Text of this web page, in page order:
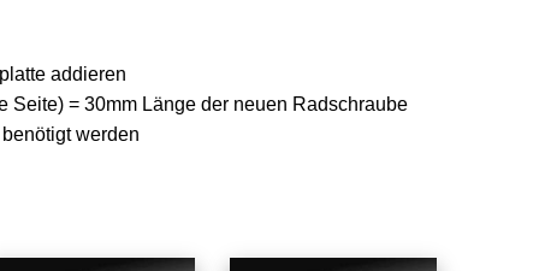
addieren
Seite) = 30mm Länge der neuen Radschraube
werden